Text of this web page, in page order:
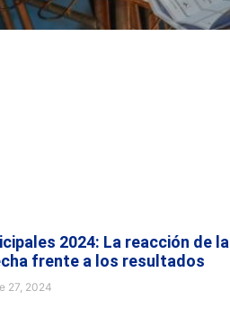
2024: La reacción de la
frente a los resultados
27, 2024